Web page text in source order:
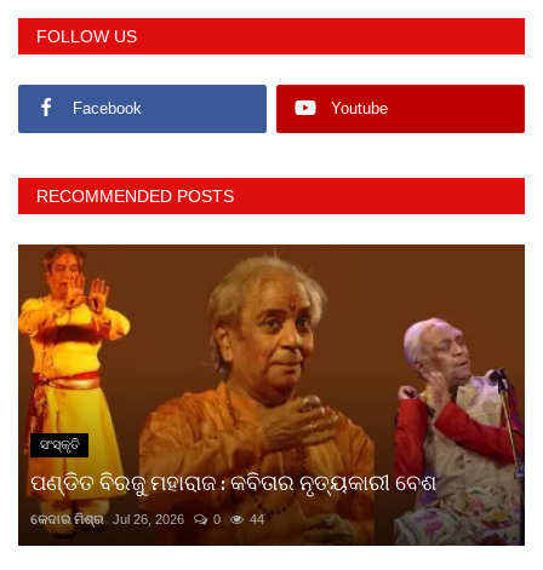
FOLLOW US
Facebook Youtube
RECOMMENDED POSTS
ସଂସ୍କୃତି
ପଣ୍ଡିତ ବିରଜୁ ମହାରାଜ : କବିତାର ନୃତ୍ୟକାରୀ ବେଶ
କେଦାର ମିଶ୍ର Jul 26, 2026 0 44